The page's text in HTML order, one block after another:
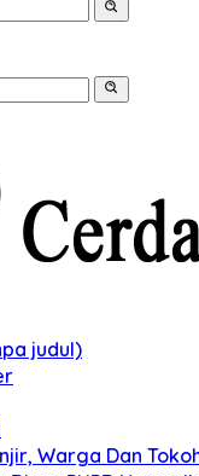
judul)
Warga Dan